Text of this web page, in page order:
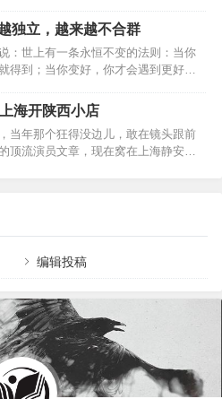
后，才被闻到异味的邻居发现。生
妻养育两个儿子一个女儿，有着体面
老太太是小学教师，身体不太好。平
相互…
下落的时间，你要知道自己将会如何
年宜自敛。人生，要学会沉淀。人
，是最好的升华。沉淀朋友时间磨平
沉淀出真正的朋友。一个挚友胜过万
任何道路能通往真诚，因为真诚本身
友就像人民币，有真有假。假朋友在
远离你。真正的朋友，不在于花言巧
时刻拉…
独立，越来越不合群
：世上有一条永恒不变的法则：当你
得到；当你变好，你才会遇到更好，
宁缺毋滥。生活里，人们有千万种性
多样的颜色。而我们，却总是因为两
恐惧焦虑。然后，不管适不适合自
中寻找理解和认同。可现实往往是：
当你越来越独立，越来越不合群01少
由最近，《她的双重奏》节目，采访
雯。…
海开陕西小店
当年那个狂得没边儿，敢在镜头跟前
顶流演员文章，现在窝在上海静安区
是两个人。41岁文章彻底退圈？上海
身递菜单，面相都变了！这家店叫八
章跟朋友合伙开的，主打地道的陕西
肉夹馍、油泼面、搅团，全是老西安
，半点儿明星开店的那些花里胡哨套
店…
编辑投稿